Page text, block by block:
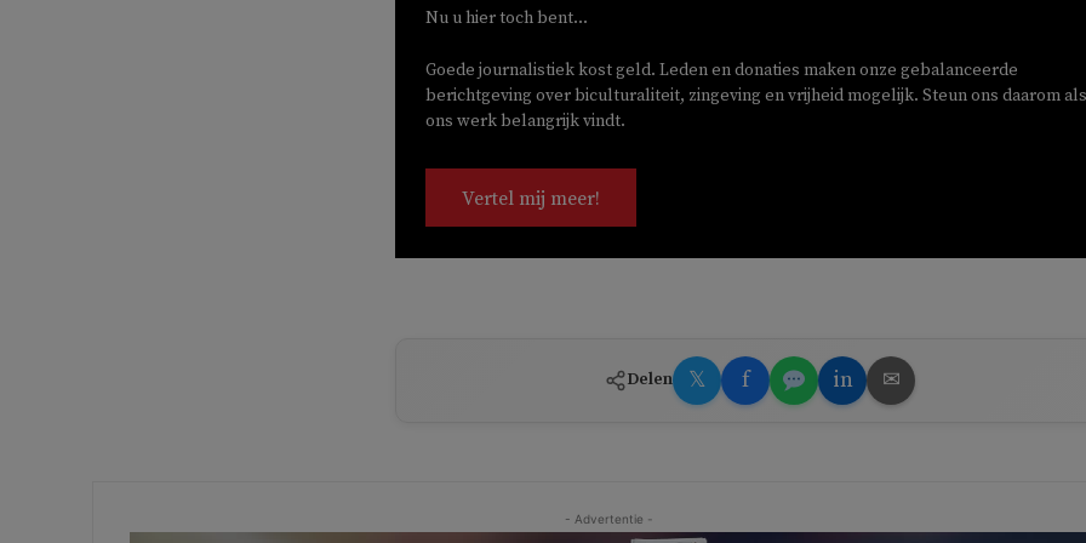
Nu u hier toch bent...
Goede journalistiek kost geld. Leden en donaties maken onze gebalanceerde
berichtgeving over biculturaliteit, zingeving en vrijheid mogelijk. Steun ons daarom
ons werk belangrijk vindt.
Vertel mij meer!
Delen 𝕏 f in ✉
- Advertentie -